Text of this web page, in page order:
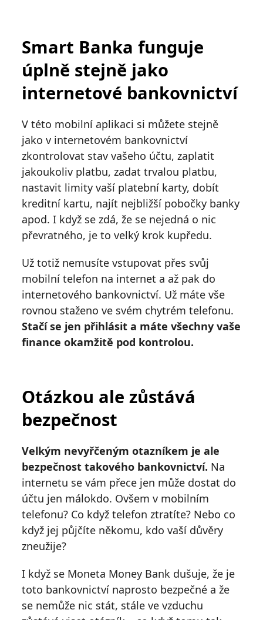
Smart Banka funguje
úplně stejně jako
internetové bankovnictví
V této mobilní aplikaci si můžete stejně
jako v internetovém bankovnictví
zkontrolovat stav vašeho účtu, zaplatit
jakoukoliv platbu, zadat trvalou platbu,
nastavit limity vaší platební karty, dobít
kreditní kartu, najít nejbližší pobočky banky
apod. I když se zdá, že se nejedná o nic
převratného, je to velký krok kupředu.
Už totiž nemusíte vstupovat přes svůj
mobilní telefon na internet a až pak do
internetového bankovnictví. Už máte vše
rovnou staženo ve svém chytrém telefonu.
Stačí se jen přihlásit a máte všechny vaše
finance okamžitě pod kontrolou.
Otázkou ale zůstává
bezpečnost
Velkým nevyřčeným otazníkem je ale
bezpečnost takového bankovnictví. Na
internetu se vám přece jen může dostat do
účtu jen málokdo. Ovšem v mobilním
telefonu? Co když telefon ztratíte? Nebo co
když jej půjčíte někomu, kdo vaší důvěry
zneužije?
I když se Moneta Money Bank dušuje, že je
toto bankovnictví naprosto bezpečné a že
se nemůže nic stát, stále ve vzduchu